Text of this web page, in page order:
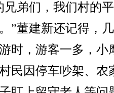
弟们，我们村的
”董建新还记得，
时，游客一多，小
民因停车吵架、农